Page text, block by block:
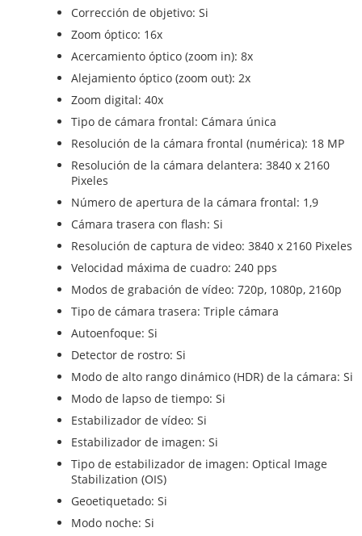
Corrección de objetivo: Si
Zoom óptico: 16x
Acercamiento óptico (zoom in): 8x
Alejamiento óptico (zoom out): 2x
Zoom digital: 40x
Tipo de cámara frontal: Cámara única
Resolución de la cámara frontal (numérica): 18 MP
Resolución de la cámara delantera: 3840 x 2160
Pixeles
Número de apertura de la cámara frontal: 1,9
Cámara trasera con flash: Si
Resolución de captura de video: 3840 x 2160 Pixeles
Velocidad máxima de cuadro: 240 pps
Modos de grabación de vídeo: 720p, 1080p, 2160p
Tipo de cámara trasera: Triple cámara
Autoenfoque: Si
Detector de rostro: Si
Modo de alto rango dinámico (HDR) de la cámara: Si
Modo de lapso de tiempo: Si
Estabilizador de vídeo: Si
Estabilizador de imagen: Si
Tipo de estabilizador de imagen: Optical Image
Stabilization (OIS)
Geoetiquetado: Si
Modo noche: Si